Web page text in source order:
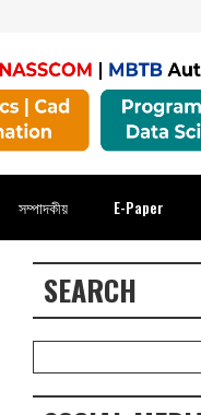
সম্পাদকীয় E-Paper
SEARCH